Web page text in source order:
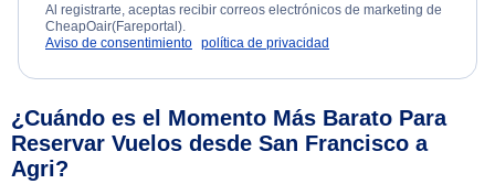
Al registrarte, aceptas recibir correos electrónicos de marketing de
CheapOair(Fareportal).
Aviso de consentimiento política de privacidad
¿Cuándo es el Momento Más Barato Para
Reservar Vuelos desde San Francisco a
Agri?